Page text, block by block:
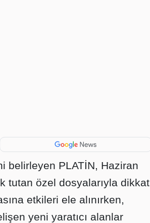
belirleyen PLATİN, Haziran
tutan özel dosyalarıyla dikkat
etkileri ele alınırken,
yeni yaratıcı alanlar